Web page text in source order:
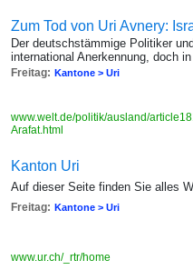
Zum Tod von Uri Avnery:
Der deutschstämmige Politiker
international Anerkennung, doch
Freitag: Kantone > Uri
www.welt.de/politik/ausland/
Arafat.html
Kanton Uri
Auf dieser Seite finden Sie alles
Freitag: Kantone > Uri
www.ur.ch/_rtr/home